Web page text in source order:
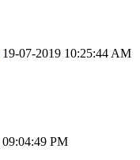
19-07-2019 10:25:44 AM
09:04:49 PM